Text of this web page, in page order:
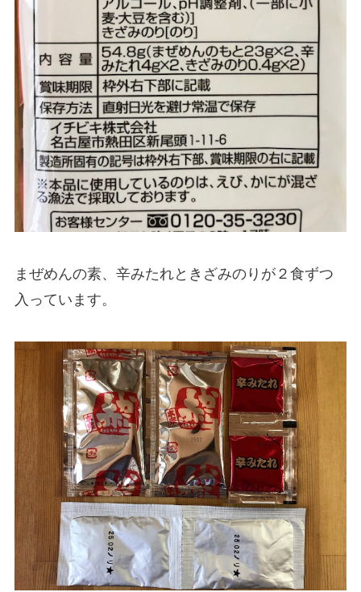
まぜめんの素、辛みたれときざみのりが２食ずつ
入っています。